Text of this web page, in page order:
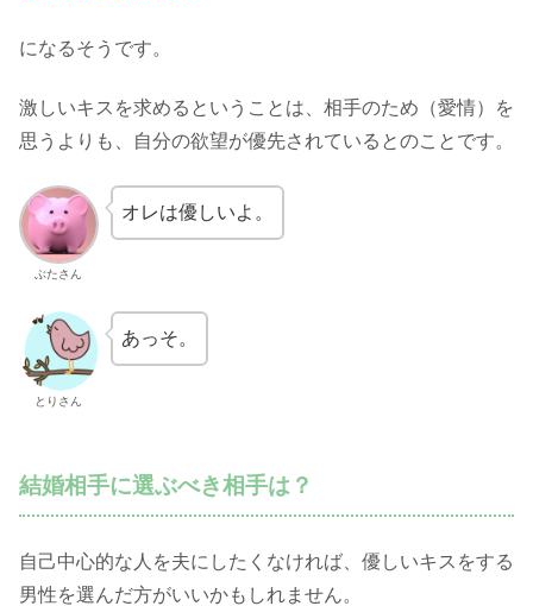
になるそうです。
激しいキスを求めるということは、相手のため（愛情）を
思うよりも、自分の欲望が優先されているとのことです。
ぶたさん
オレは優しいよ。
とりさん
あっそ。
結婚相手に選ぶべき相手は？
自己中心的な人を夫にしたくなければ、優しいキスをする
男性を選んだ方がいいかもしれません。